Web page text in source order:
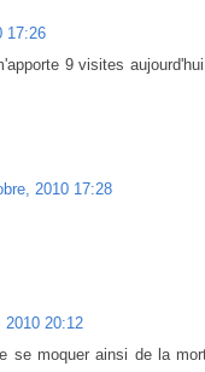
17:26
9 visites
2010 17:28
2010 20:12
se moquer ainsi de la